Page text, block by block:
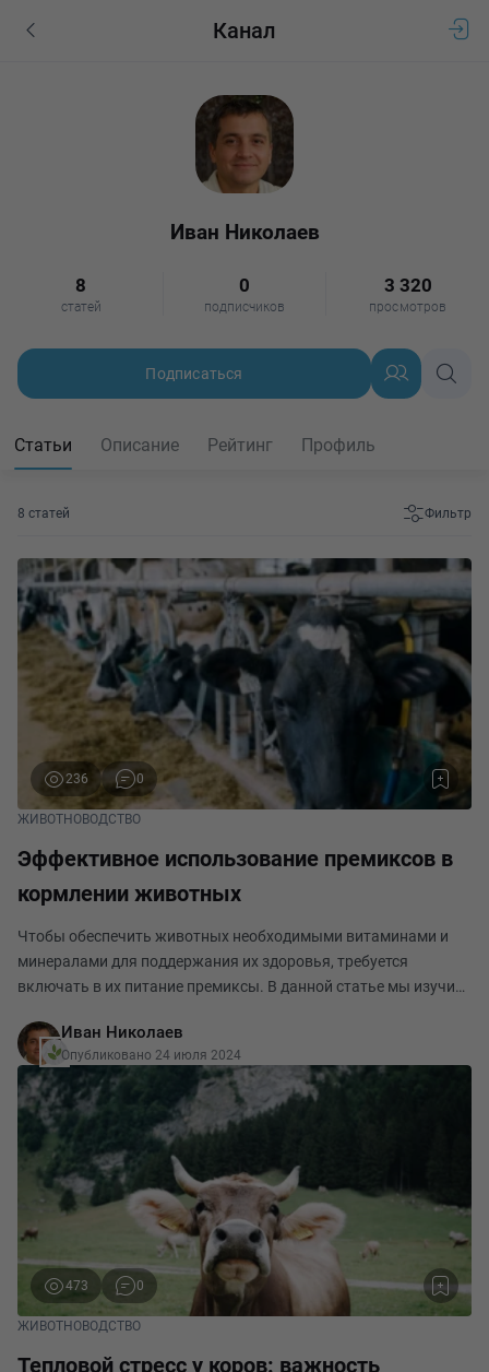
Канал
Иван Николаев
8
статей
0
подписчиков
3 320
просмотров
Подписаться
Статьи Описание Рейтинг Профиль
8 статей Фильтр
236 0
ЖИВОТНОВОДСТВО
Эффективное использование премиксов в
кормлении животных
Чтобы обеспечить животных необходимыми витаминами и
минералами для поддержания их здоровья, требуется
включать в их питание премиксы. В данной статье мы изучим
премиксов. Премиксы представляют собой смешиваемые с
Иван Николаев
Опубликовано 24 июля 2024
473 0
ЖИВОТНОВОДСТВО
Тепловой стресс у коров: важность